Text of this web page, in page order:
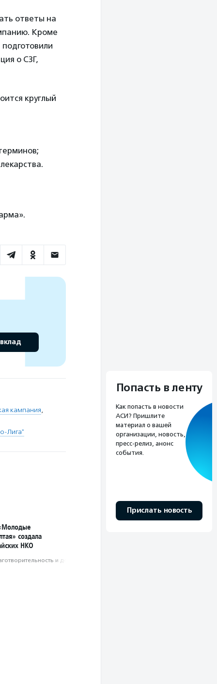
ответы на
Кроме
о С3Г,
круглый
кампания,
Лига"
создала
НКО
и доброволь­чест­во
Попасть в ленту
Как попасть в новости
АСИ? Пришлите
материал о вашей
организации, новость,
пресс-релиз, анонс
события.
Прислать новость